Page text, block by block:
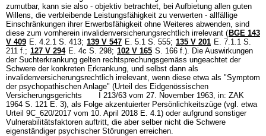
zumutbar, kann sie also - objektiv betrachtet, bei Aufbietung allen guten
Willens, die verbleibende Leistungsfähigkeit zu verwerten - allfällige
Einschränkungen ihrer Erwerbsfähigkeit ohne Weiteres abwenden, sind
diese zum vornherein invalidenversicherungsrechtlich irrelevant ( BGE 143
V 409 E. 4.2.1 S. 413; 139 V 547 E. 5.1 S. 555; 135 V 201 E. 7.1.1 S.
211 f.; 127 V 294 E. 4c S. 298; 102 V 165 S. 166 f.). Die Auswirkungen
der Suchterkrankung gelten rechtsprechungsgemäss ungeachtet der
Schwere der konkreten Erkrankung, und selbst dann als
invalidenversicherungsrechtlich irrelevant, wenn diese etwa als "Symptom
der psychopathischen Anlage" (Urteil des Eidgenössischen
Versicherungsgerichts I 213/63 vom 27. November 1963, in: ZAK
1964 S. 121 E. 3), als Folge akzentuierter Persönlichkeitszüge (vgl. etwa
Urteil 9C_620/2017 vom 10. April 2018 E. 4.1) oder aufgrund sonstiger
Vulnerabilitätsfaktoren auftritt, die aber selber nicht die Schwere
eigenständiger psychischer Störungen erreichen.